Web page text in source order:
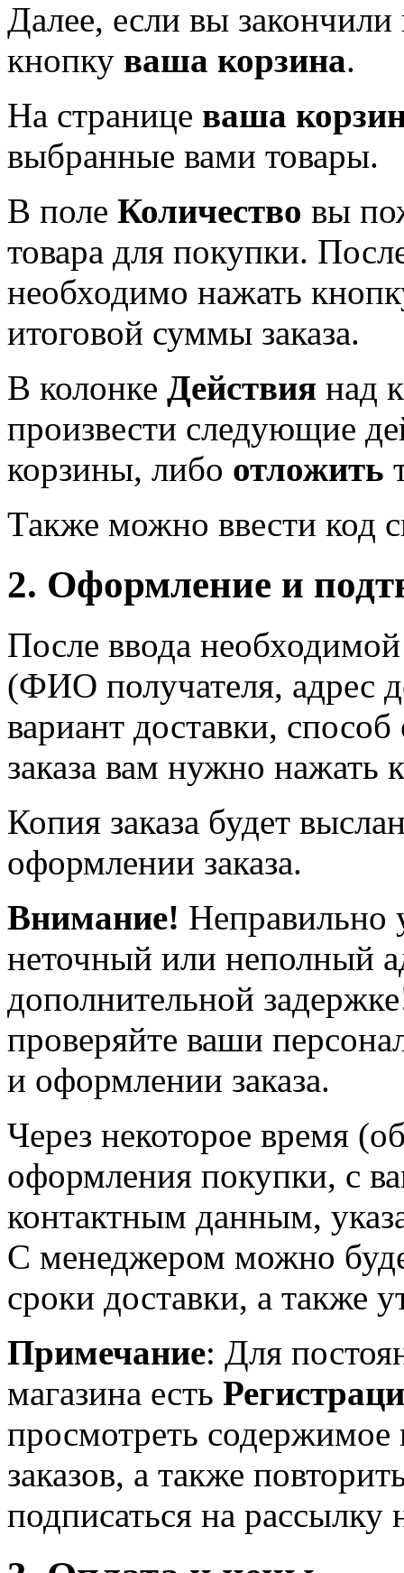
Далее, если вы
кнопку ваша корзина.
На странице ваша
выбранные вами товары.
В поле Количество вы
товара для покупки.
необходимо нажать
итоговой суммы заказа.
В колонке Действия над
произвести следующие
корзины, либо отложить
Также можно ввести код
2. Оформление и
После ввода
(ФИО получателя, адрес
вариант доставки,
заказа вам нужно нажать
Копия заказа будет
оформлении заказа.
Внимание! Неправильно
неточный или неполный
дополнительной
проверяйте ваши
и оформлении заказа.
Через некоторое время
оформления покупки, с
контактным данным,
С менеджером можно
сроки доставки, а также
Примечание: Для
магазина есть
просмотреть
заказов, а также
подписаться на рассылку